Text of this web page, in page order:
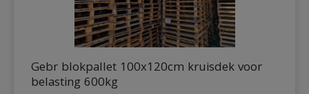
Gebr blokpallet 100x120cm kruisdek voor
belasting 600kg